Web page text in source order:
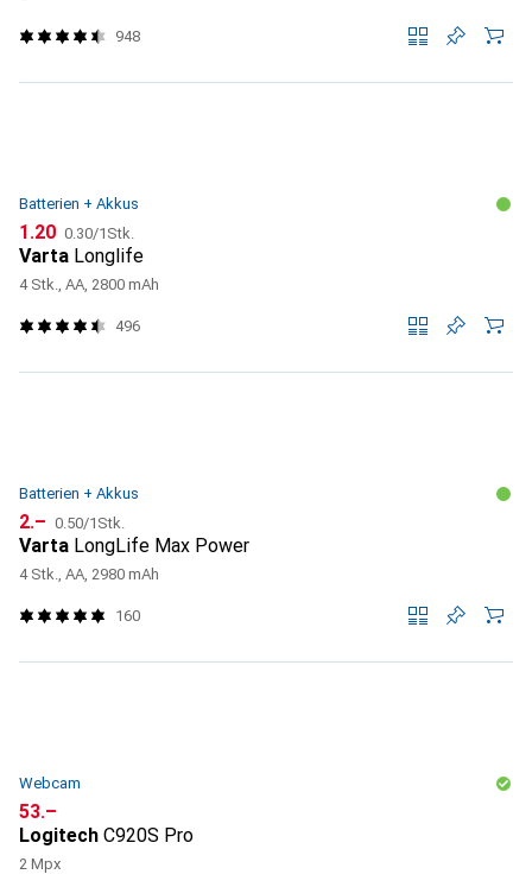
948
Batterien + Akkus
CHF
1.20 CHF
0.30/1Stk.
Varta Longlife
4 Stk., AA, 2800 mAh
496
Batterien + Akkus
CHF
2.– CHF
0.50/1Stk.
Varta LongLife Max Power
4 Stk., AA, 2980 mAh
160
Webcam
CHF
53.–
Logitech C920S Pro
2 Mpx